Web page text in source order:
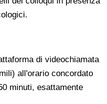
di videochiamata
all'orario concordato
minuti, esattamente